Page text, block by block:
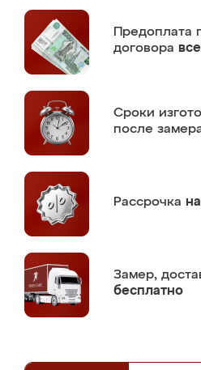
Предоплата
договора
Сроки
после
Рассрочка
Замер,
бесплатно